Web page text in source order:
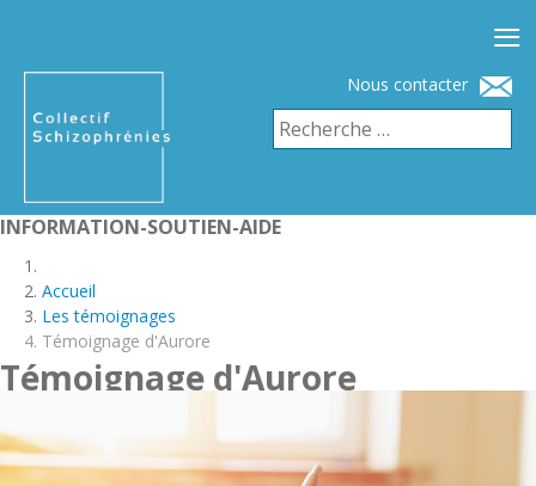
Nous contacter
INFORMATION-SOUTIEN-AIDE
Accueil
Les témoignages
Témoignage d'Aurore
Témoignage d'Aurore
≡